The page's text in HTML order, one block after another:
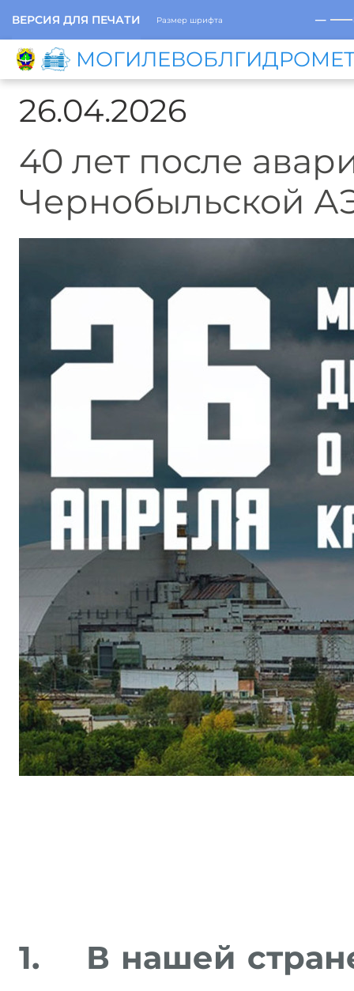
ВЕРСИЯ ДЛЯ ПЕЧАТИ Размер шрифта ─
26.04.2026
40 лет после
Чернобыльской
1. В нашей